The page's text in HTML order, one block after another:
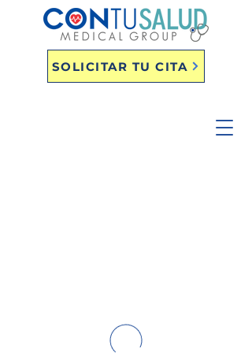
SOLICITAR TU CITA